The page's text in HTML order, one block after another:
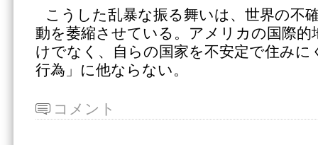
こうした乱暴な振る舞いは、世界の不
動を萎縮させている。アメリカの国際的
けでなく、自らの国家を不安定で住みに
行為」に他ならない。
コメント